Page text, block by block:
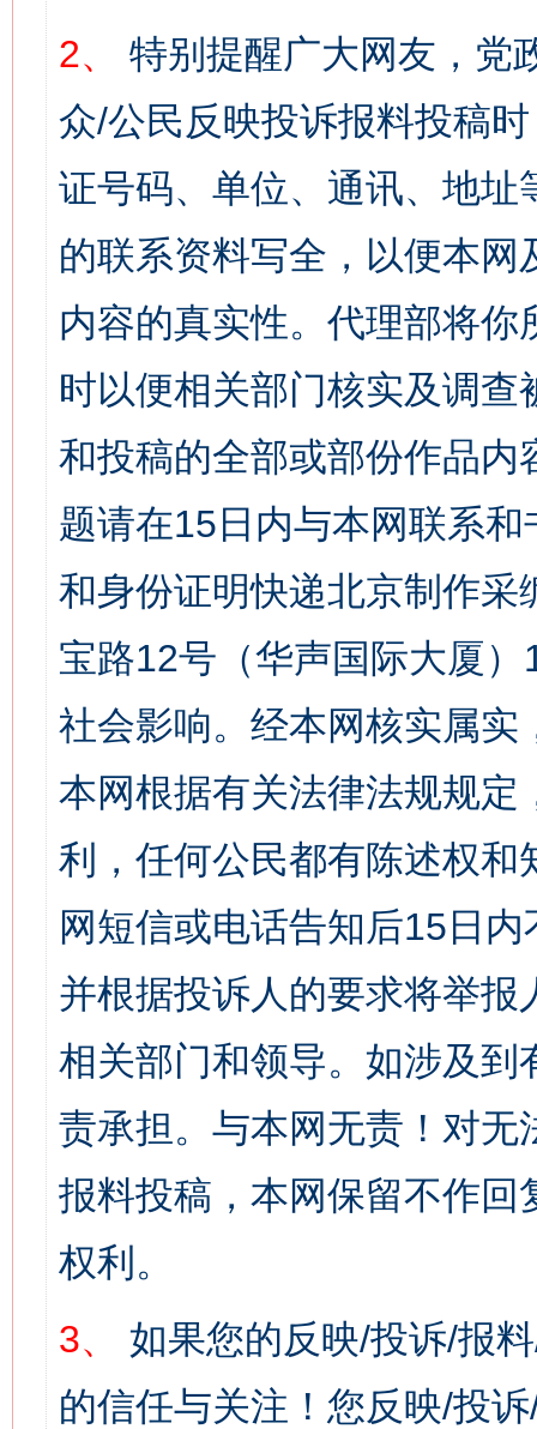
2、
特别提醒广大网友，党
众/公民反映投诉报料投稿
证号码、单位、通讯、地
的联系资料写全，以便本
内容的真实性。代理部将
时以便相关部门核实及调
和投稿的全部或部份作品
题请在15日内与本网联系
和身份证明快递北京制作
宝路12号（华声国际大厦
社会影响。经本网核实属
本网根据有关法律法规规
利，任何公民都有陈述权
网短信或电话告知后15日
并根据投诉人的要求将举
相关部门和领导。如涉及
责承担。与本网无责！对
报料投稿，本网保留不作
权利。
3、
如果您的反映/投诉/报
的信任与关注！您反映/投